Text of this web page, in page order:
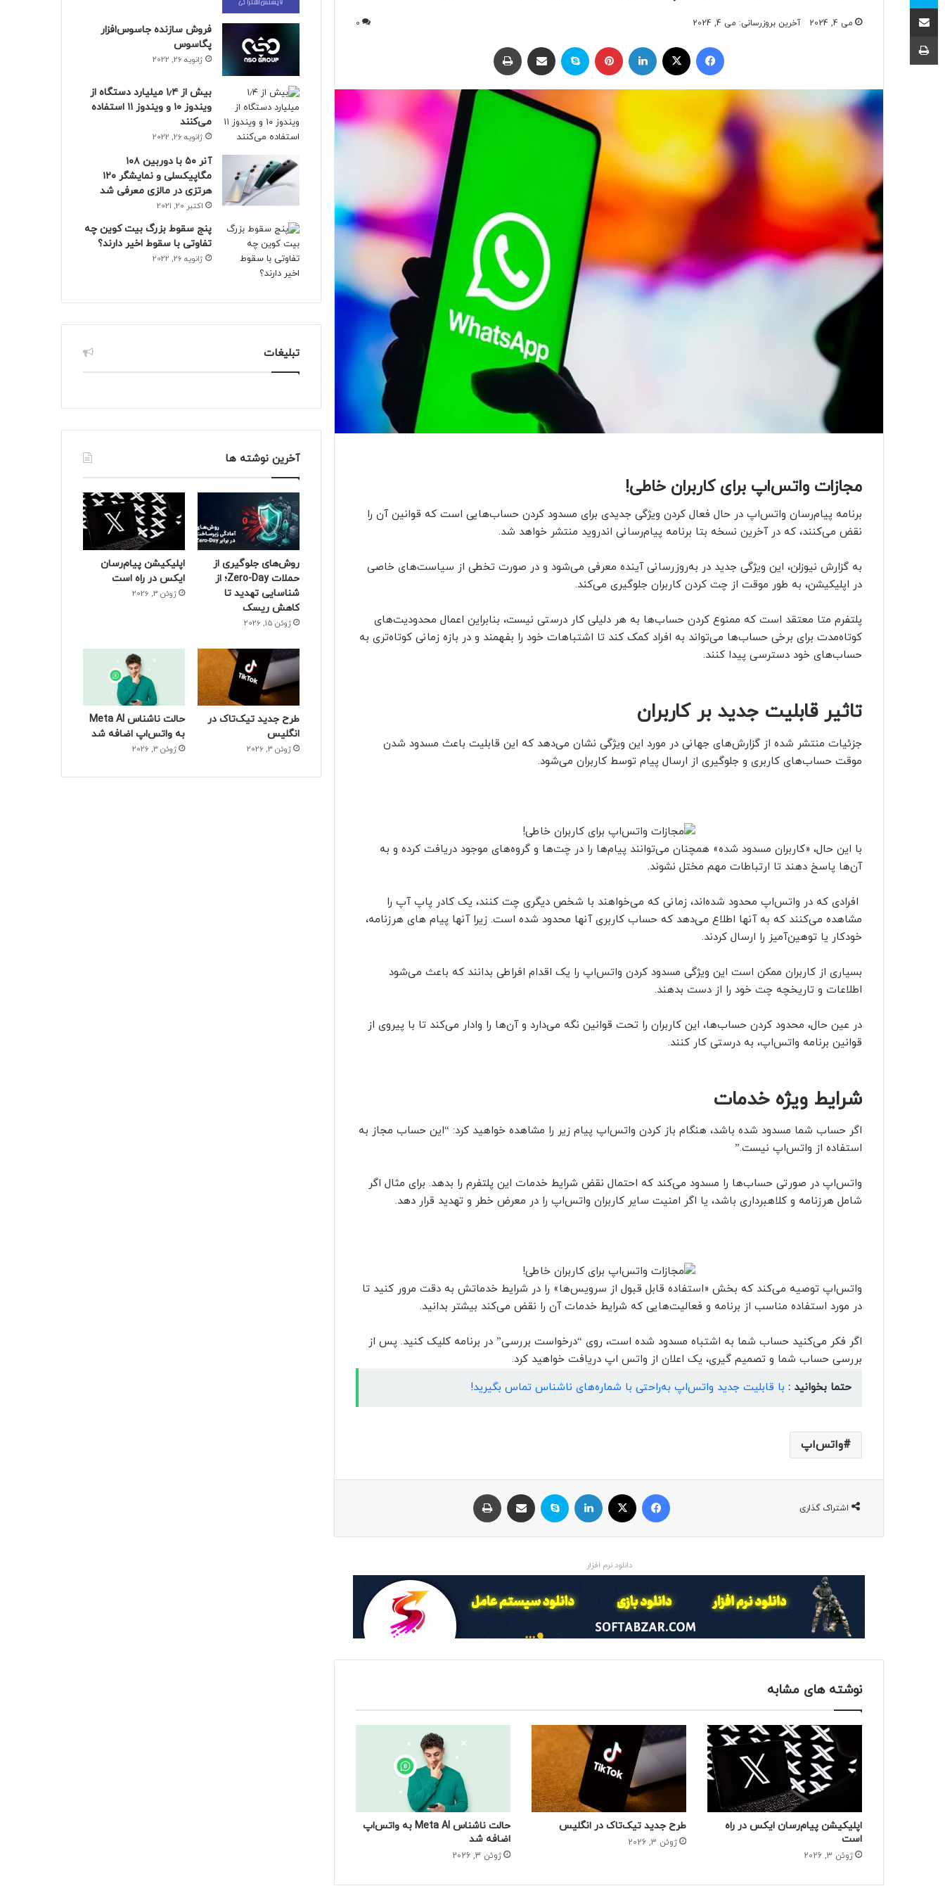
می 4, 2024 آخرین بروزرسانی: می 4, 2024 0
ایکس
مجازات واتس‌اپ برای کاربران خاطی!
برنامه پیام‌رسان واتس‌اپ در حال فعال کردن ویژگی جدیدی برای مسدود کردن حساب‌هایی است که قوانین آن را
نقض می‌کنند، که در آخرین نسخه بتا برنامه پیام‌رسانی اندروید منتشر خواهد شد.
به گزارش نیوزلن، این ویژگی جدید در به‌روزرسانی آینده معرفی می‌شود و در صورت تخطی از سیاست‌های خاصی
در اپلیکیشن، به طور موقت از چت کردن کاربران جلوگیری می‌کند.
پلتفرم متا معتقد است که ممنوع کردن حساب‌ها به هر دلیلی کار درستی نیست، بنابراین اعمال محدودیت‌های
کوتاه‌مدت برای برخی حساب‌ها می‌تواند به افراد کمک کند تا اشتباهات خود را بفهمند و در بازه زمانی کوتاه‌تری به
حساب‌های خود دسترسی پیدا کنند.
تاثیر قابلیت جدید بر کاربران
جزئیات منتشر شده از گزارش‌های جهانی در مورد این ویژگی نشان می‌دهد که این قابلیت باعث مسدود شدن
موقت حساب‌های کاربری و جلوگیری از ارسال پیام توسط کاربران می‌شود.
با این حال، «کاربران مسدود شده» همچنان می‌توانند پیام‌ها را در چت‌ها و گروه‌های موجود دریافت کرده و به
آن‌ها پاسخ دهند تا ارتباطات مهم مختل نشوند.
افرادی که در واتس‌اپ محدود شده‌اند، زمانی که می‌خواهند با شخص دیگری چت کنند، یک کادر پاپ آپ را
مشاهده می‌کنند که به آنها اطلاع می‌دهد که حساب کاربری آنها محدود شده است. زیرا آنها پیام های هرزنامه،
خودکار یا توهین‌آمیز را ارسال کردند.
بسیاری از کاربران ممکن است این ویژگی مسدود کردن واتس‌اپ را یک اقدام افراطی بدانند که باعث می‌شود
اطلاعات و تاریخچه چت خود را از دست بدهند.
در عین حال، محدود کردن حساب‌ها، این کاربران را تحت قوانین نگه می‌دارد و آن‌ها را وادار می‌کند تا با پیروی از
قوانین برنامه واتس‌اپ، به درستی کار کنند.
شرایط ویژه خدمات
اگر حساب شما مسدود شده باشد، هنگام باز کردن واتس‌اپ پیام زیر را مشاهده خواهید کرد: “این حساب مجاز به
استفاده از واتس‌اپ نیست.”
واتس‌اپ در صورتی حساب‌ها را مسدود می‌کند که احتمال نقض شرایط خدمات این پلتفرم را بدهد. برای مثال اگر
شامل هرزنامه و کلاهبرداری باشد، یا اگر امنیت سایر کاربران واتس‌اپ را در معرض خطر و تهدید قرار دهد.
واتس‌اپ توصیه می‌کند که بخش «استفاده قابل قبول از سرویس‌ها» را در شرایط خدماتش به دقت مرور کنید تا
در مورد استفاده مناسب از برنامه و فعالیت‌هایی که شرایط خدمات آن را نقض می‌کند بیشتر بدانید.
اگر فکر می‌کنید حساب شما به اشتباه مسدود شده است، روی “درخواست بررسی” در برنامه کلیک کنید. پس از
بررسی حساب شما و تصمیم گیری، یک اعلان از واتس اپ دریافت خواهید کرد.
حتما بخوانید : با قابلیت جدید واتس‌اپ به‌راحتی با شماره‌های ناشناس تماس بگیرید!
واتس‌اپ
اشتراک گذاری
ایکس
دانلود نرم افزار
نوشته های مشابه
اپلیکیشن پیام‌رسان ایکس در راه
است
ژوئن 3, 2026
طرح جدید تیک‌تاک در انگلیس
ژوئن 3, 2026
حالت ناشناس Meta AI به واتس‌اپ
اضافه شد
ژوئن 3, 2026
فروش سازنده جاسوس‌افزار
پگاسوس
ژانویه 26, 2022
بیش از ۱٫۴ میلیارد دستگاه از
ویندوز ۱۰ و ویندوز ۱۱ استفاده
می‌کنند
ژانویه 26, 2022
آنر ۵۰ با دوربین ۱۰۸
مگاپیکسلی و نمایشگر ۱۲۰
هرتزی در مالزی معرفی شد
اکتبر 20, 2021
پنج سقوط بزرگ بیت کوین چه
تفاوتی با سقوط اخیر دارند؟
ژانویه 26, 2022
تبلیغات
آخرین نوشته ها
روش‌های جلوگیری از
حملات Zero-Day؛ از
شناسایی تهدید تا
کاهش ریسک
ژوئن 15, 2026
اپلیکیشن پیام‌رسان
ایکس در راه است
ژوئن 3, 2026
طرح جدید تیک‌تاک در
انگلیس
ژوئن 3, 2026
حالت ناشناس Meta AI
به واتس‌اپ اضافه شد
ژوئن 3, 2026